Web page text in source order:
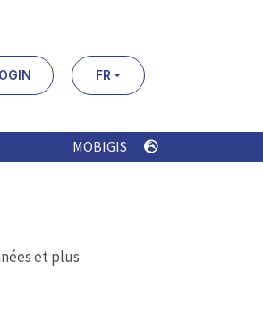
FR
MOBIGIS
et plus